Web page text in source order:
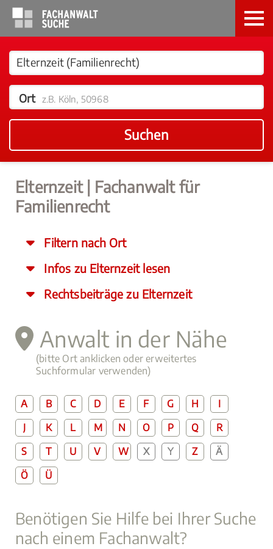
Ort z.B. Köln, 50968
Suchen
Elternzeit | Fachanwalt für
Familienrecht
Filtern nach Ort
Infos zu Elternzeit lesen
Rechtsbeiträge zu Elternzeit
Anwalt in der Nähe
(bitte Ort anklicken oder erweitertes
Suchformular verwenden)
A B C D E F G H
I
J
K L M N O P Q
R
S
T U V W X Y Z
Ä
Ö
Ü
Benötigen Sie Hilfe bei Ihrer Suche
nach einem Fachanwalt?